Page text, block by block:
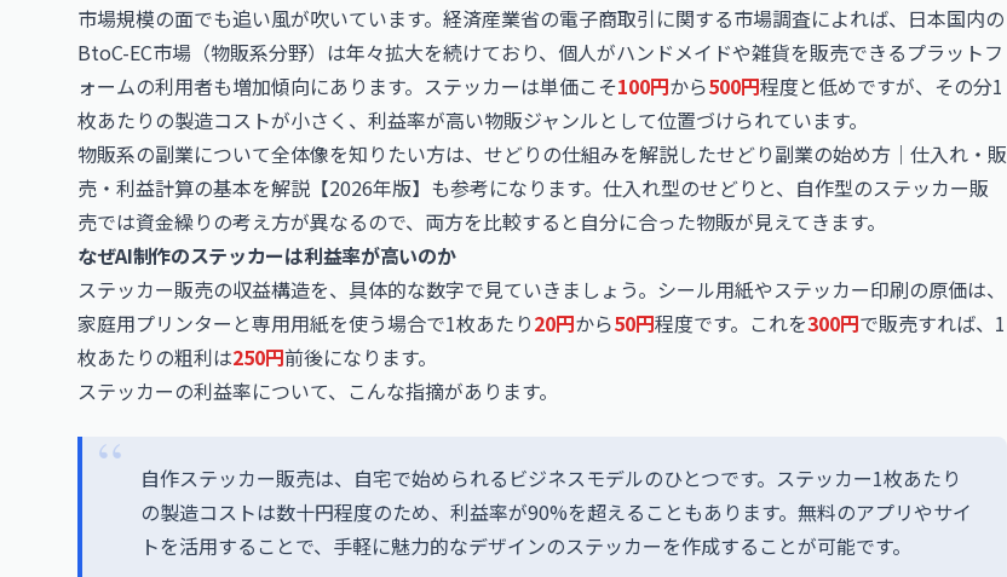
市場規模の面でも追い風が吹いています。経済産業省の電子商取引に関する市場調査によれば、日本国内の
BtoC-EC市場（物販系分野）は年々拡大を続けており、個人がハンドメイドや雑貨を販売できるプラットフ
ォームの利用者も増加傾向にあります。ステッカーは単価こそ100円から500円程度と低めですが、その分1
枚あたりの製造コストが小さく、利益率が高い物販ジャンルとして位置づけられています。
物販系の副業について全体像を知りたい方は、せどりの仕組みを解説したせどり副業の始め方｜仕入れ・販
売・利益計算の基本を解説【2026年版】 も参考になります。仕入れ型のせどりと、自作型のステッカー販
売では資金繰りの考え方が異なるので、両方を比較すると自分に合った物販が見えてきます。
なぜAI制作のステッカーは利益率が高いのか
ステッカー販売の収益構造を、具体的な数字で見ていきましょう。シール用紙やステッカー印刷の原価は、
家庭用プリンターと専用用紙を使う場合で1枚あたり20円から50円程度です。これを300円で販売すれば、1
枚あたりの粗利は250円前後になります。
ステッカーの利益率について、こんな指摘があります。
自作ステッカー販売は、自宅で始められるビジネスモデルのひとつです。ステッカー1枚あたり
の製造コストは数十円程度のため、利益率が90%を超えることもあります。無料のアプリやサイ
トを活用することで、手軽に魅力的なデザインのステッカーを作成することが可能です。